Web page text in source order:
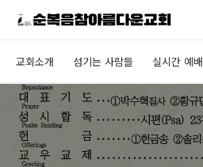
교회소개 섬기는 사람들 실시간 예배